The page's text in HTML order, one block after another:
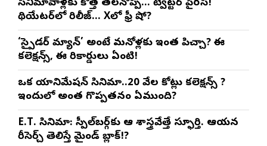
సినిమావాళ్లకు కొత్త తలనొప్పి… ట్విట్టర్ పైరసీ!
థియేటర్‌లో రిలీజ్… Xలో ఫ్రీ షో?
‘స్పైడర్ మ్యాన్’ అంటే మనోళ్లకు ఇంత పిచ్చా? ఈ
కలెక్షన్స్, ఈ రికార్డులు ఏంటి!
ఒక యానిమేషన్ సినిమా..20 వేల కోట్లు కలెక్షన్స్ ?
ఇందులో అంత గొప్పతనం ఏముంది?
E.T. సినిమా: స్పీల్‌బర్గ్‌కు ఆ శాస్త్రవేత్తే స్ఫూర్తి. ఆయన
రీసెర్చ్ తెలిస్తే మైండ్ బ్లాక్!?